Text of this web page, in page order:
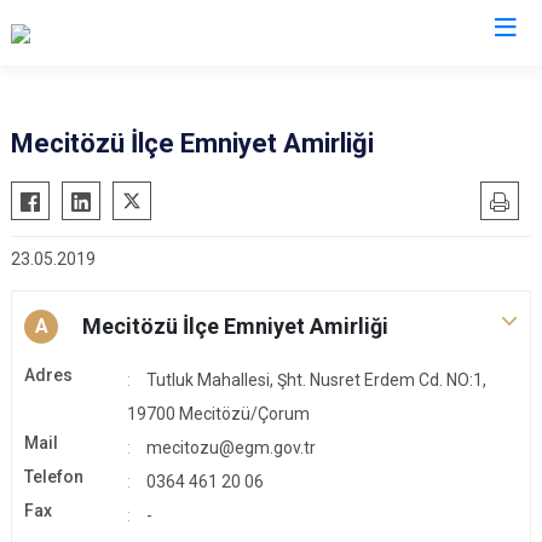
Alaca
Bayat
Boğazkale
İskilip
Kargı
Sungurlu
Uğurludağ
Mecitözü İlçe Emniyet Amirliği
23.05.2019
A Mecitözü İlçe Emniyet Amirliği
Adres
Tutluk Mahallesi, Şht. Nusret Erdem Cd. NO:1,
19700 Mecitözü/Çorum
Mail
mecitozu@egm.gov.tr
Telefon
0364 461 20 06
Fax
-